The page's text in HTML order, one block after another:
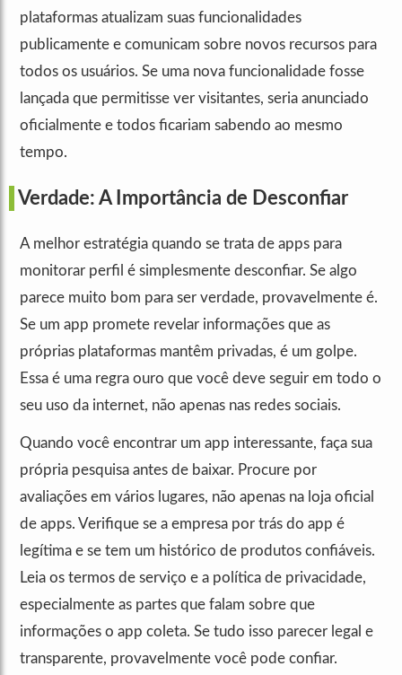
plataformas atualizam suas funcionalidades
publicamente e comunicam sobre novos recursos para
todos os usuários. Se uma nova funcionalidade fosse
lançada que permitisse ver visitantes, seria anunciado
oficialmente e todos ficariam sabendo ao mesmo
tempo.
Verdade: A Importância de Desconfiar
A melhor estratégia quando se trata de apps para
monitorar perfil é simplesmente desconfiar. Se algo
parece muito bom para ser verdade, provavelmente é.
Se um app promete revelar informações que as
próprias plataformas mantêm privadas, é um golpe.
Essa é uma regra ouro que você deve seguir em todo o
seu uso da internet, não apenas nas redes sociais.
Quando você encontrar um app interessante, faça sua
própria pesquisa antes de baixar. Procure por
avaliações em vários lugares, não apenas na loja oficial
de apps. Verifique se a empresa por trás do app é
legítima e se tem um histórico de produtos confiáveis.
Leia os termos de serviço e a política de privacidade,
especialmente as partes que falam sobre que
informações o app coleta. Se tudo isso parecer legal e
transparente, provavelmente você pode confiar.